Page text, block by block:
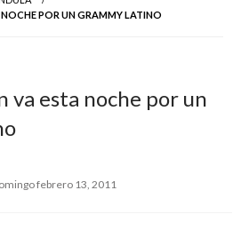
POR UN GRAMMY LATINO
va esta noche por un
febrero 13, 2011